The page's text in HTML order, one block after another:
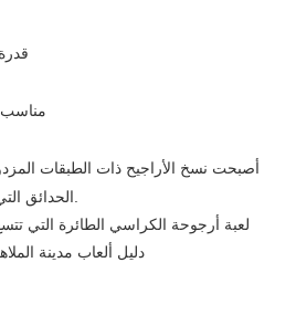
مناسب
أصبحت نسخ الأراجيح ذات الطبقات
الحدائق التي ترغب في تأثير بصري أقوى.